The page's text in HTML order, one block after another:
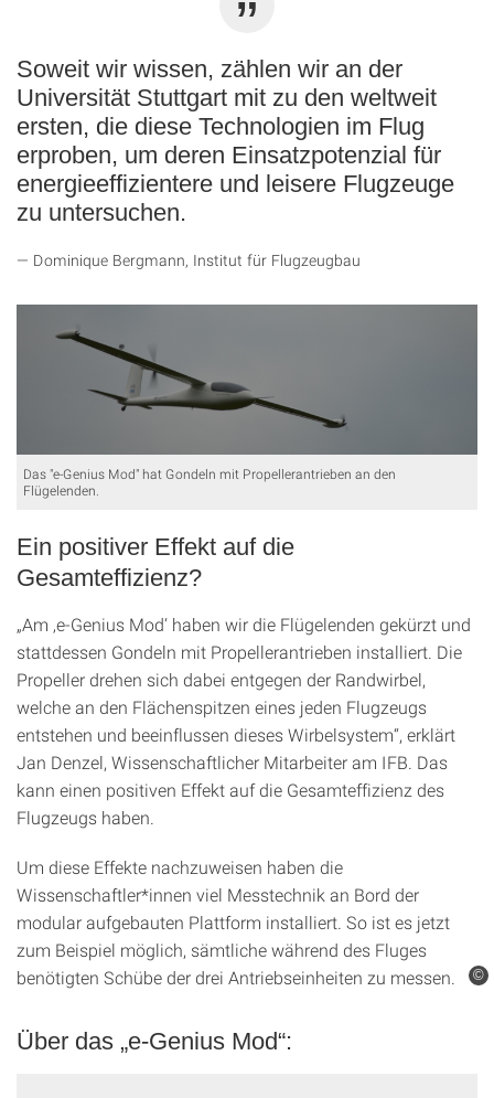
Soweit wir wissen, zählen wir an der
Universität Stuttgart mit zu den weltweit
ersten, die diese Technologien im Flug
erproben, um deren Einsatzpotenzial für
energieeffizientere und leisere Flugzeuge
zu untersuchen.
Dominique Bergmann, Institut für Flugzeugbau
©
Das "e-Genius Mod" hat Gondeln mit Propellerantrieben an den
Flügelenden.
Ein positiver Effekt auf die
Gesamteffizienz?
„Am ‚e-Genius Mod‘ haben wir die Flügelenden gekürzt und
stattdessen Gondeln mit Propellerantrieben installiert. Die
Propeller drehen sich dabei entgegen der Randwirbel,
welche an den Flächenspitzen eines jeden Flugzeugs
entstehen und beeinflussen dieses Wirbelsystem“, erklärt
Jan Denzel, Wissenschaftlicher Mitarbeiter am IFB. Das
kann einen positiven Effekt auf die Gesamteffizienz des
Flugzeugs haben.
Um diese Effekte nachzuweisen haben die
Wissenschaftler*innen viel Messtechnik an Bord der
modular aufgebauten Plattform installiert. So ist es jetzt
zum Beispiel möglich, sämtliche während des Fluges
benötigten Schübe der drei Antriebseinheiten zu messen.
Über das „e-Genius Mod“: